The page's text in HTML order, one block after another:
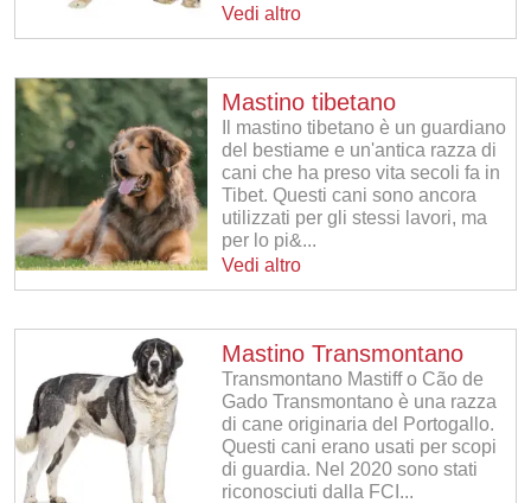
Vedi altro
Mastino tibetano
Il mastino tibetano è un guardiano
del bestiame e un'antica razza di
cani che ha preso vita secoli fa in
Tibet. Questi cani sono ancora
utilizzati per gli stessi lavori, ma
per lo pi&...
Vedi altro
Mastino Transmontano
Transmontano Mastiff o Cão de
Gado Transmontano è una razza
di cane originaria del Portogallo.
Questi cani erano usati per scopi
di guardia. Nel 2020 sono stati
riconosciuti dalla FCI...